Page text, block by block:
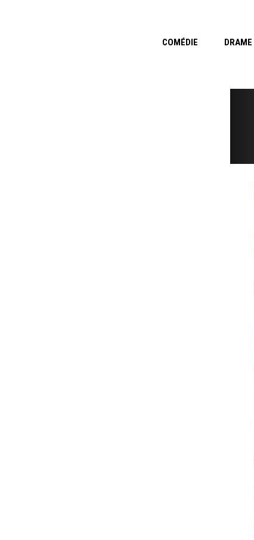
COMÉDIE DRAME